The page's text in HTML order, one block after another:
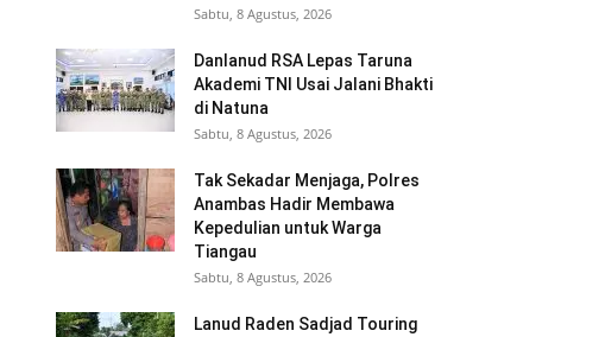
Sabtu, 8 Agustus, 2026
Danlanud RSA Lepas Taruna
Akademi TNI Usai Jalani Bhakti
di Natuna
Sabtu, 8 Agustus, 2026
Tak Sekadar Menjaga, Polres
Anambas Hadir Membawa
Kepedulian untuk Warga
Tiangau
Sabtu, 8 Agustus, 2026
Lanud Raden Sadjad Touring